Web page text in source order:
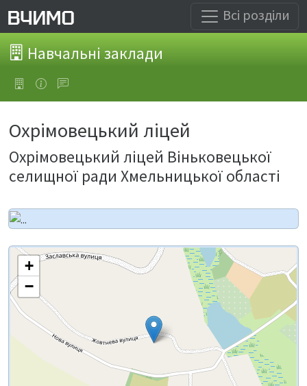
Всі розділи
Навчальні заклади
Охрімовецький ліцей
Охрімовецький ліцей Віньковецької
селищної ради Хмельницької області
+
−